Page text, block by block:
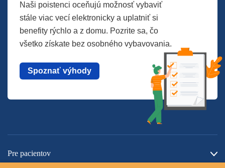
Naši poistenci oceňujú možnosť vybaviť
stále viac vecí elektronicky a uplatniť si
benefity rýchlo a z domu. Pozrite sa, čo
všetko získate bez osobného vybavovania.
Spoznať výhody
Pre pacientov